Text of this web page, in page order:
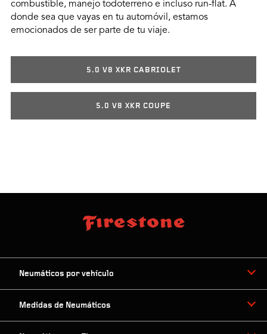
combustible, manejo todoterreno e incluso run-flat. A
donde sea que vayas en tu automóvil, estamos
emocionados de ser parte de tu viaje.
5.0 V8 XKR CABRIOLET
5.0 V8 XKR COUPE
Neumáticos por vehículo
Medidas de Neumáticos